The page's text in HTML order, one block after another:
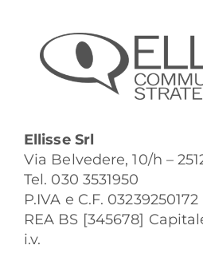
Ellisse Srl
Via Belvedere, 10/h –
Tel. 030 3531950
P.IVA e C.F. 03239250172
REA BS [345678]
i.v.